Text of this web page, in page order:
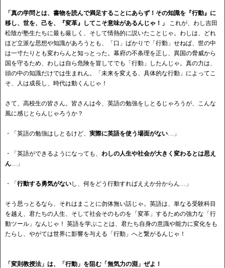
「真の学問とは、書物を読んで満足することにあらず！その知識を『行動』に
移し、世を、己を、『変革』してこそ意味があるんじゃ！」
これが、わし吉田
松陰が塾生たちに最も厳しく、そして情熱的に説いたことじゃ。わしは、どれ
ほど立派な思想や知識があろうとも、「口」ばかりで「行動」せねば、世の中
は一寸たりとも変わらんと知っとった。幕府の不条理を正し、異国の脅威から
国を守るため、わしは自ら危険を冒してでも「行動」したんじゃ。真の力は、
頭の中の知識だけでは生まれん。「未来を変える、具体的な行動」によってこ
そ、人は成長し、時代は動くんじゃ！
さて、高校生の皆さん。皆さんは今、英語の勉強をしとるじゃろうが、こんな
風に感じとらんじゃろうか？
・「英語の勉強はしとるけど、 実際に英語を使う場面がない…」
・「英語ができるようになっても、 わしの人生や社会が大きく変わるとは思え
ん…」
・「 行動する勇気がないし、何をどう行動すればええか分からん…」
そう思っとるなら、それはまことに勿体無い話じゃ。英語は、単なる受験科目
を越え、君たちの人生、そして社会そのものを「変革」するための強力な「行
動ツール」なんじゃ！ 英語を学ぶことは、君たち自身の意識や能力に変化をも
たらし、やがては世界に影響を与える「行動」へと繋がるんじゃ！
「変則教授法」は、「行動」を阻む「無気力の淵」ぜよ！